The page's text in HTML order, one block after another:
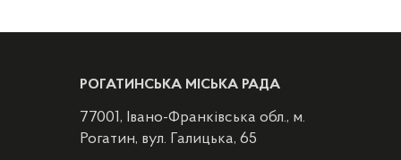
РОГАТИНСЬКА МІСЬКА РАДА
77001, Івано-Франківська обл., м.
Рогатин, вул. Галицька, 65